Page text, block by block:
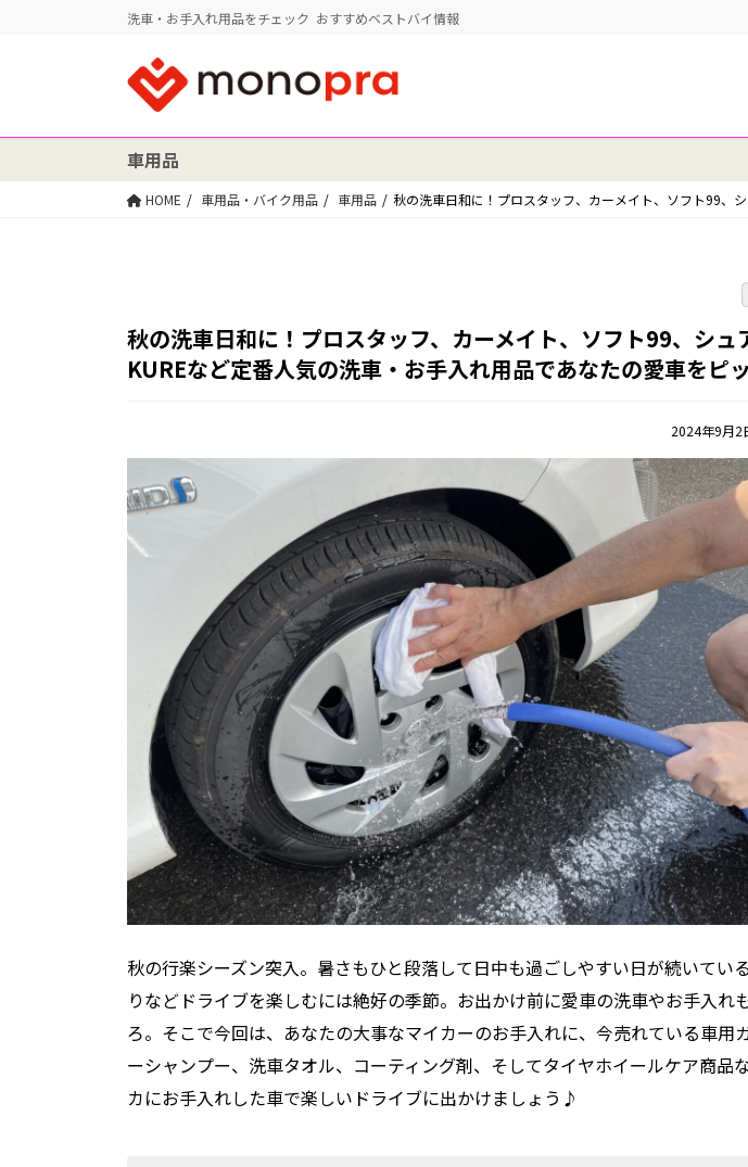
洗車・お手入れ用品をチェック おすすめベストバイ情報
車用品
HOME 車用品・バイク用品 車用品 秋の洗車日和に！プロスタッフ、カーメイト、ソフト99、
秋の洗車日和に！プロスタッフ、カーメイト、ソフト99、シュ
KUREなど定番人気の洗車・お手入れ用品であなたの愛車をピ
2024年9月2
秋の行楽シーズン突入。暑さもひと段落して日中も過ごしやすい日が続いてい
りなどドライブを楽しむには絶好の季節。お出かけ前に愛車の洗車やお手入れ
ろ。そこで今回は、あなたの大事なマイカーのお手入れに、今売れている車用
ーシャンプー、洗車タオル、コーティング剤、そしてタイヤホイールケア商品
カにお手入れした車で楽しいドライブに出かけましょう♪